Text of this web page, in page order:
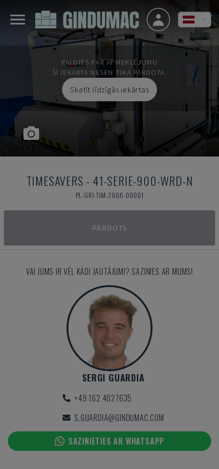
PALDIES PAR APMEKLĒJUMU
ŠĪ IEKĀRTA NESEN TIKA PĀRDOTA.
Skatīt līdzīgās iekārtas
TIMESAVERS - 41-SERIE-900-WRD-N
PL-GRI-TIM-2006-00001
PĀRDOTS
VAI JUMS IR VĒL KĀDI JAUTĀJUMI? SAZINIES AR MUMS!
SERGI GUARDIA
+49 162 4027635
S.GUARDIA@GINDUMAC.COM
SAZINIETIES AR WHATSAPP